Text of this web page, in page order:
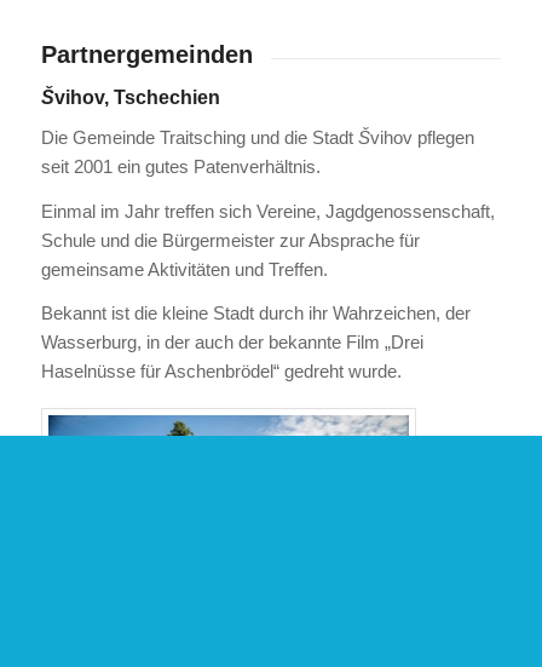
Partnergemeinden
Švihov, Tschechien
Die Gemeinde Traitsching und die Stadt Švihov pflegen
seit 2001 ein gutes Patenverhältnis.
Einmal im Jahr treffen sich Vereine, Jagdgenossenschaft,
Schule und die Bürgermeister zur Absprache für
gemeinsame Aktivitäten und Treffen.
Bekannt ist die kleine Stadt durch ihr Wahrzeichen, der
Wasserburg, in der auch der bekannte Film „Drei
Haselnüsse für Aschenbrödel“ gedreht wurde.